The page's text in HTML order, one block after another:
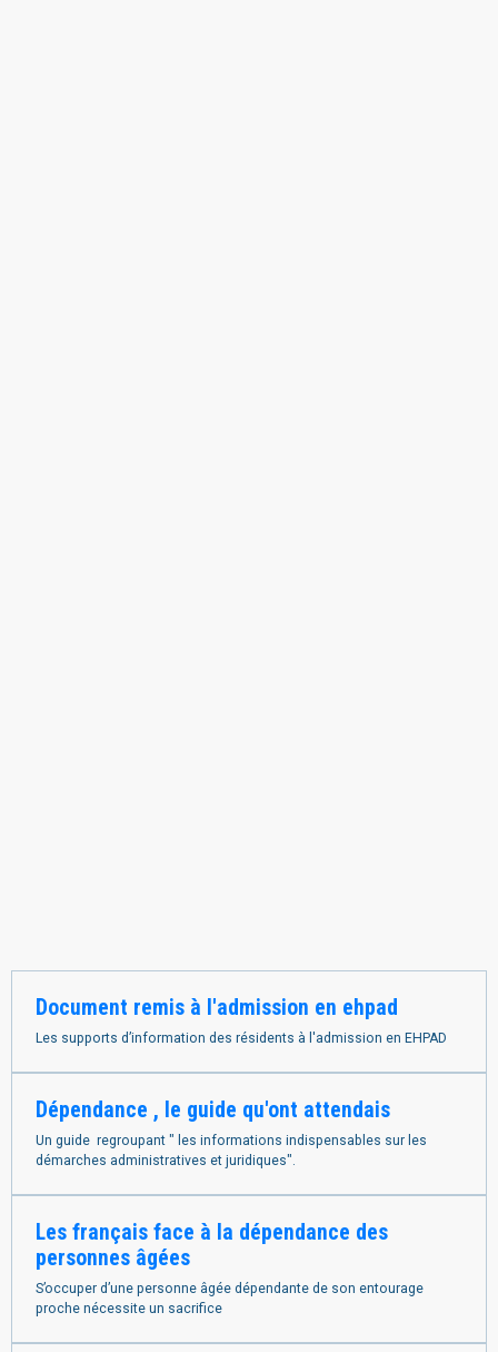
Document remis à l'admission en ehpad
Les supports d’information des résidents à l'admission en EHPAD
Dépendance , le guide qu'ont attendais
Un guide regroupant " les informations indispensables sur les
démarches administratives et juridiques".
Les français face à la dépendance des
personnes âgées
S’occuper d’une personne âgée dépendante de son entourage
proche nécessite un sacrifice